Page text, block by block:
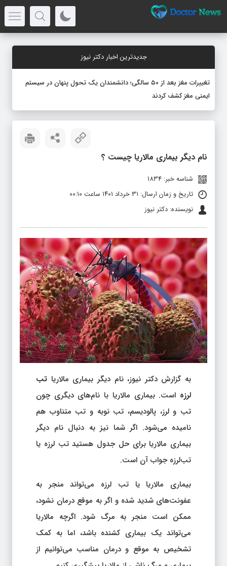
جدیدترین اخبار دکتر نیوز
تغییرات مغز بعد از ۵۰ سالگی؛ دانشمندان یک تحول پنهان در سیستم
ایمنی مغز کشف کردند
نام دیگر بیماری مالاریا چیست ؟
شناسه خبر: 1834
تاریخ و زمان ارسال: ۳۱ خرداد ۱۴۰۱ ساعت ۰۰:۱۰
نویسنده: دکتر نیوز
به گزارش دکتر نیوز، نام دیگر بیماری مالاریا تب
لرزه است. بیماری مالاریا با نام‌های دیگری چون
تب و لرز، پالودیسم، تب نوبه و تب متناوب هم
نامیده می‌شود. اگر شما نیز به دنبال نام دیگر
بیماری مالاریا برای حل جدول هستید تب لرزه یا
تب‌لرزه جواب آن است.
بیماری مالاریا یا تب لرزه می‌تواند منجر به
عفونت‌های شدید ‌شده و اگر به موقع درمان نشود،
ممکن است منجر به مرگ شود. اگرچه مالاریا
می‌تواند یک بیماری کشنده باشد، اما به کمک
تشخیص به موقع و درمان مناسب می‌توانیم از